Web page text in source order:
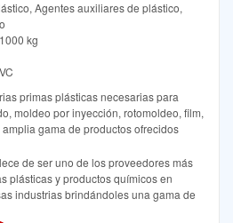
Agentes auxiliares de plástico,
kg
primas plásticas necesarias para
moldeo por inyección, rotomoldeo, film,
gama de productos ofrecidos
de ser uno de los proveedores más
plásticas y productos químicos en
industrias brindándoles una gama de